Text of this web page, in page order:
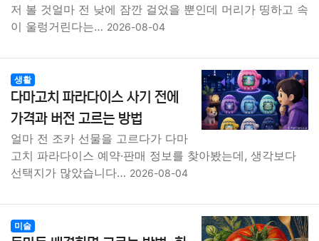
저 볼 것얼마 전 낮에 잠깐 걸었을 뿐인데 머리가 띵하고 속
이 울렁거린다는… 2026-08-04
생활
다마고치 파라다이스 사기 전에
가격과 버전 고르는 방법
얼마 전 조카 선물을 고르다가 다마
고치 파라다이스 예약·판매 정보를 찾아봤는데, 생각보다
선택지가 많았습니다… 2026-08-04
미술